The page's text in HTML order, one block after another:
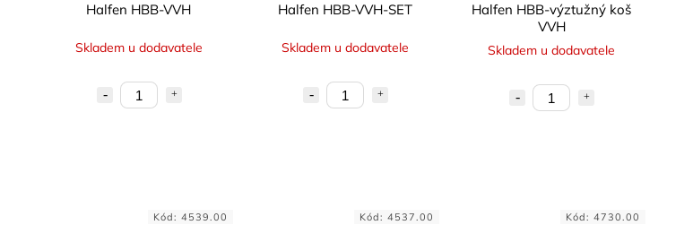
Halfen HBB-VVH
Skladem u dodavatele
Halfen HBB-VVH-SET
Skladem u dodavatele
Halfen HBB-výztužný koš
VVH
Skladem u dodavatele
Kód: 4539.00 Kód: 4537.00 Kód: 4730.00